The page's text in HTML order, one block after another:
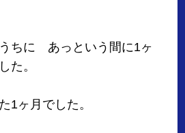
ちに あっという間に1ヶ
た。
1ヶ月でした。